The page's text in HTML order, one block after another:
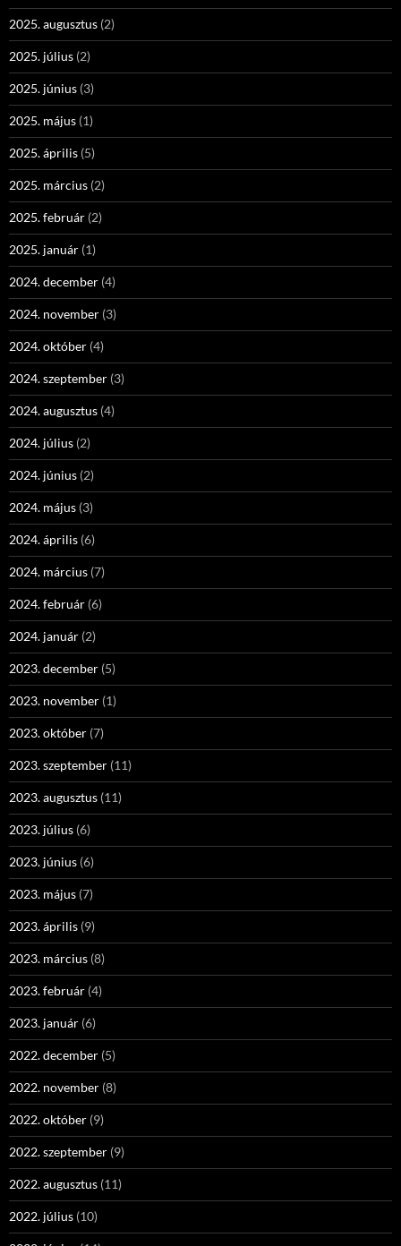
2025. augusztus (2)
2025. július (2)
2025. június (3)
2025. május (1)
2025. április (5)
2025. március (2)
2025. február (2)
2025. január (1)
2024. december (4)
2024. november (3)
2024. október (4)
2024. szeptember (3)
2024. augusztus (4)
2024. július (2)
2024. június (2)
2024. május (3)
2024. április (6)
2024. március (7)
2024. február (6)
2024. január (2)
2023. december (5)
2023. november (1)
2023. október (7)
2023. szeptember (11)
2023. augusztus (11)
2023. július (6)
2023. június (6)
2023. május (7)
2023. április (9)
2023. március (8)
2023. február (4)
2023. január (6)
2022. december (5)
2022. november (8)
2022. október (9)
2022. szeptember (9)
2022. augusztus (11)
2022. július (10)